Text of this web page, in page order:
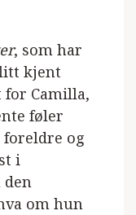
, som har
kjent
for Camilla,
føler
foreldre og
i
den
om hun